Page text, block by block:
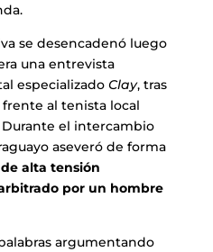
se desencadenó luego
una entrevista
especializado Clay, tras
al tenista local
Durante el intercambio
aseveró de forma
alta tensión
por un hombre
argumentando